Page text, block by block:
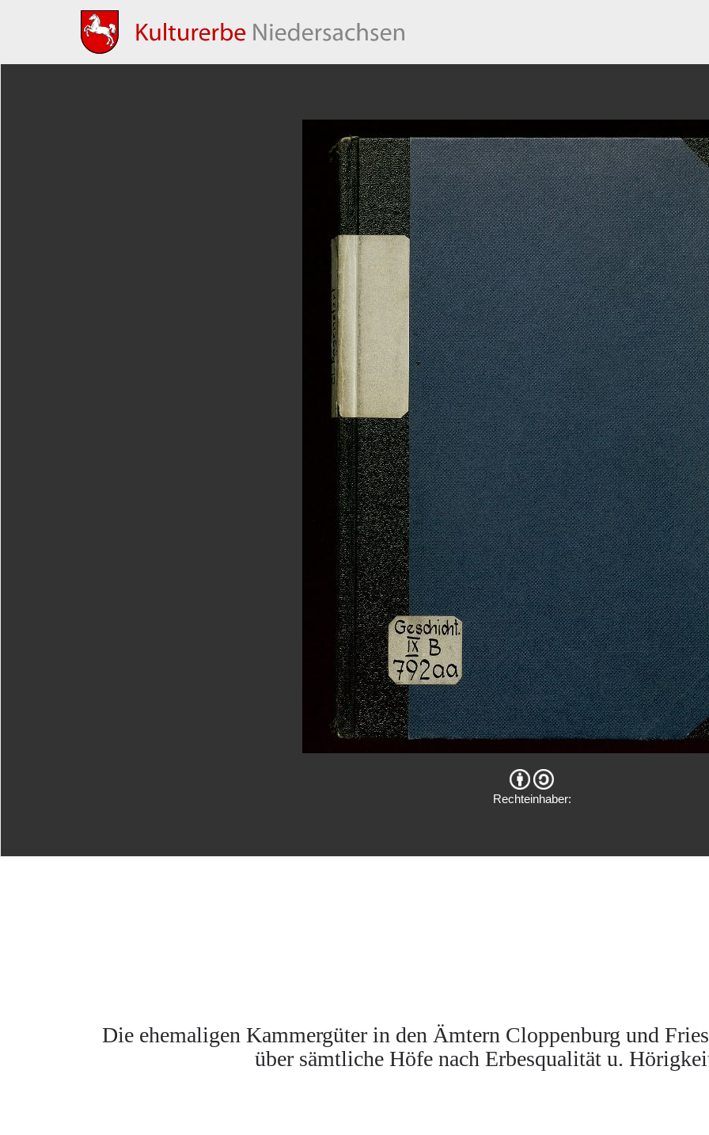
Rechteinhaber:
Die ehemaligen Kammergüter in den Ämtern Cloppenburg und
über sämtliche Höfe nach Erbesqualität u.